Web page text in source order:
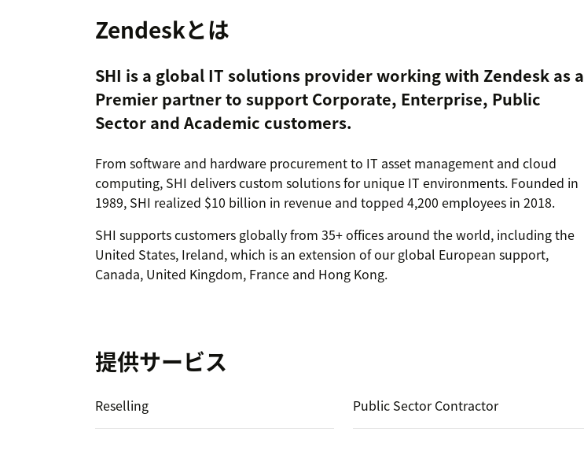
Zendeskとは
SHI is a global IT solutions provider working with Zendesk as a
Premier partner to support Corporate, Enterprise, Public
Sector and Academic customers.
From software and hardware procurement to IT asset management and cloud
computing, SHI delivers custom solutions for unique IT environments. Founded in
1989, SHI realized $10 billion in revenue and topped 4,200 employees in 2018.
SHI supports customers globally from 35+ offices around the world, including the
United States, Ireland, which is an extension of our global European support,
Canada, United Kingdom, France and Hong Kong.
提供サービス
Reselling Public Sector Contractor